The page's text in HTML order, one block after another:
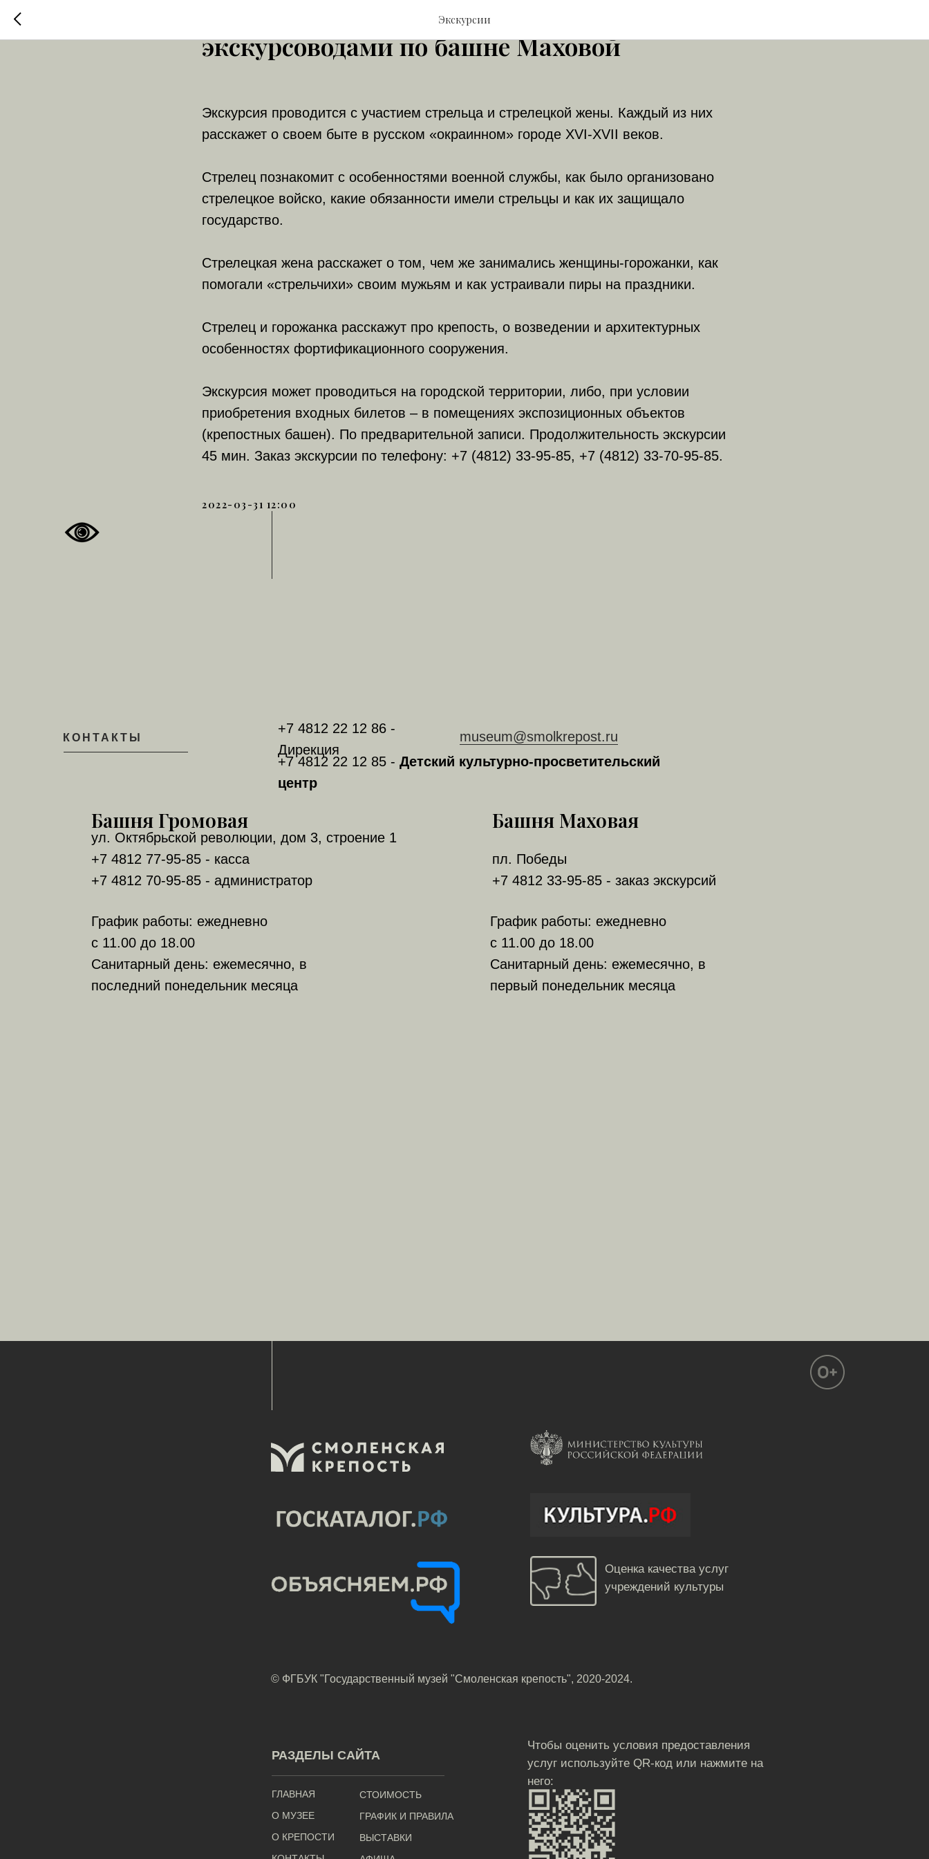
Экскурсии
Костюмированная экскурсия с двумя
экскурсоводами по башне Маховой
Экскурсия проводится с участием стрельца и стрелецкой жены. Каждый из них
расскажет о своем быте в русском «окраинном» городе XVI-XVII веков.
Стрелец познакомит с особенностями военной службы, как было организовано
стрелецкое войско, какие обязанности имели стрельцы и как их защищало
государство.
Стрелецкая жена расскажет о том, чем же занимались женщины-горожанки, как
помогали «стрельчихи» своим мужьям и как устраивали пиры на праздники.
Стрелец и горожанка расскажут про крепость, о возведении и архитектурных
особенностях фортификационного сооружения.
Экскурсия может проводиться на городской территории, либо, при условии
приобретения входных билетов – в помещениях экспозиционных объектов
(крепостных башен). По предварительной записи. Продолжительность экскурсии
45 мин. Заказ экскурсии по телефону: +7 (4812) 33-95-85, +7 (4812) 33-70-95-85.
2022-03-31 12:00
График работы: ежедневно
с 11.00 до 18.00
Санитарный день: ежемесячно, в
последний понедельник месяца
График работы: ежедневно
с 11.00 до 18.00
Санитарный день: ежемесячно, в
первый понедельник месяца
museum@smolkrepost.ru
КОНТАКТЫ
+7 4812 22 12 86 -
Дирекция
+7 4812 22 12 85 - Детский культурно-просветительский
центр
ул. Октябрьской революции, дом 3, строение 1
+7 4812 77-95-85 - касса
+7 4812 70-95-85 - администратор
Башня Громовая Башня Маховая
пл. Победы
+7 4812 33-95-85 - заказ экскурсий
ГЛАВНАЯ
СТОИМОСТЬ
О МУЗЕЕ
О КРЕПОСТИ
ГРАФИК И ПРАВИЛА
ВЫСТАВКИ
РАЗДЕЛЫ САЙТА
© ФГБУК "Государственный музей "Смоленская крепость", 2020-2024.
Оценка качества услуг
учреждений культуры
Чтобы оценить условия предоставления
услуг используйте QR-код или нажмите на
него: